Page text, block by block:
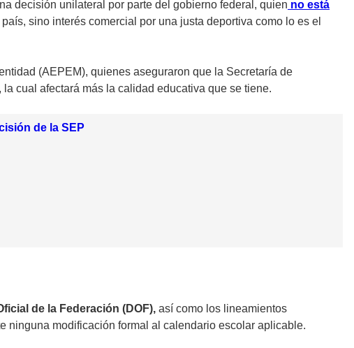
decisión unilateral por parte del gobierno federal, quien no está
sino interés comercial por una justa deportiva como lo es el
(AEPEM), quienes aseguraron que la Secretaría de
, la cual afectará más la calidad educativa que se tiene.
de la SEP
de la Federación (DOF), así como los lineamientos
ninguna modificación formal al calendario escolar aplicable.